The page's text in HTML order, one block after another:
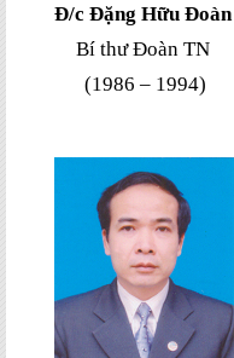
Đ/c Đặng Hữu Đoàn
Bí thư Đoàn TN
(1986 – 1994)